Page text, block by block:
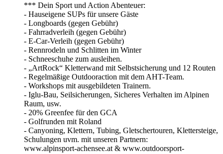
*** Dein Sport und Action Abenteuer:
- Hauseigene SUPs für unsere Gäste
- Longboards (gegen Gebühr)
- Fahrradverleih (gegen Gebühr)
- E-Car-Verleih (gegen Gebühr)
- Rennrodeln und Schlitten im Winter
- Schneeschuhe zum ausleihen.
- „ArtRock“ Kletterwand mit Selbstsicherung und 12 Routen
- Regelmäßige Outdooraction mit dem AHT-Team.
- Workshops mit ausgebildeten Trainern.
- Iglu-Bau, Seilsicherungen, Sicheres Verhalten im Alpinen
Raum, usw.
- 20% Greenfee für den GCA
- Golfrunden mit Roland
- Canyoning, Klettern, Tubing, Gletschertouren, Klettersteige,
Schulungen uvm. mit unseren Partnern:
www.alpinsport-achensee.at & www.outdoorsport-